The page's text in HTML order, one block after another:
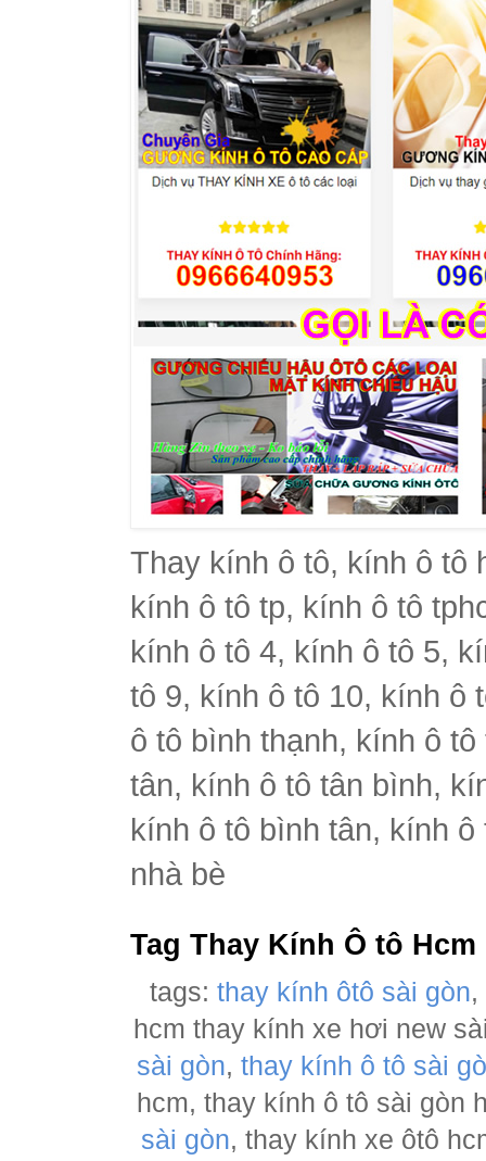
Thay kính ô tô, kính ô tô
kính ô tô tp, kính ô tô
kính ô tô 4, kính ô tô 5,
tô 9, kính ô tô 10, kính ô
ô tô bình thạnh, kính ô
tân, kính ô tô tân bình,
kính ô tô bình tân, kính
nhà bè
Tag Thay Kính Ô tô Hcm
tags:thay kính ôtô sài gòn,
hcm thay kính xe hơi new
sài gòn,thay kính ô tô sài
hcm, thay kính ô tô sài gòn
sài gòn, thay kính xe ôtô